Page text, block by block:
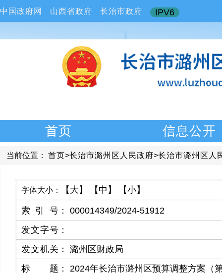
中国政府网 山西省政府 长治市政府 IPV6
首页 信息公开
当前位置： 首页>长治市潞州区人民政府>长治市潞州区人
字体大小： 【大】 【中】 【小】
索引号 ：
000014349/2024-51912
发文字号 ：
发文机关 ：
潞州区财政局
标题 ：
2024年长治市潞州区预算调整方案（